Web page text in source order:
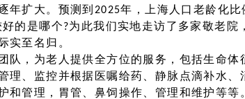
年扩大。预测到2025年，上海人口老龄化
的是哪个?为此我们实地走访了多家敬老院
实至名归。
队，为老人提供全方位的服务，包括生命
理、监控并根据医嘱给药、静脉点滴补水
和管理，胃管、鼻饲操作、管理和维护等等